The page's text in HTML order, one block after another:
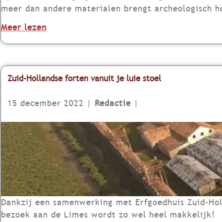
e
l
n
r
b
e
u
e
s
-
n
W
n
e
e
u
r
s
e
i
n
a
l
l
u
m
H
o
g
e
W
meer dan andere materialen brengt archeologisch
Meer lezeno
r
H
u
k
a
m
e
r
i
n
C
Zuid-Hollandse forten vanuit je luie stoel
15 december 2022 | Redactie |
Z
u
i
H
o
l
Dankzij een samenwerking met Erfgoedhuis Zuid-
bezoek aan de Limes wordt zo wel heel makkelijk!